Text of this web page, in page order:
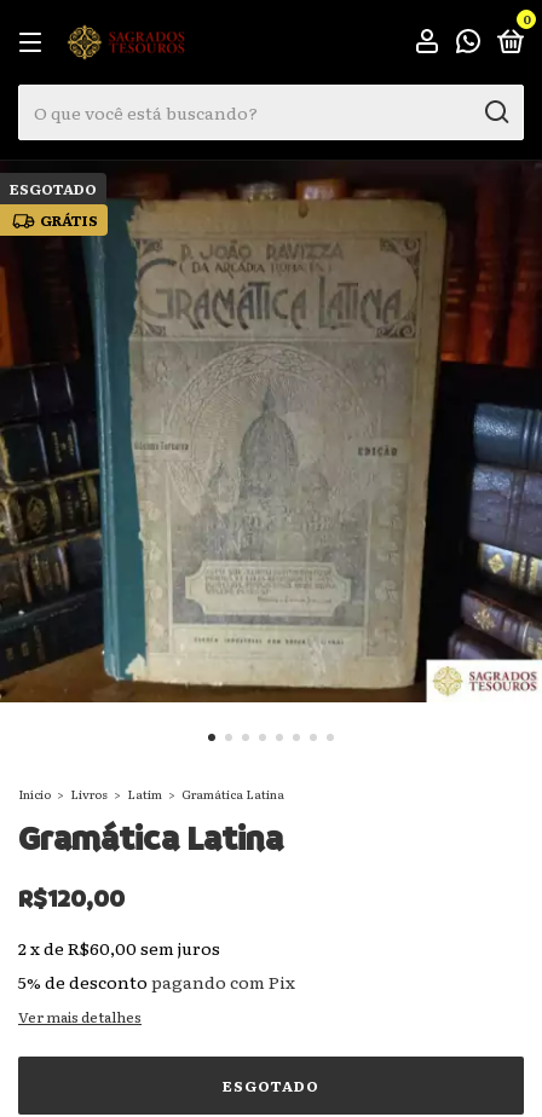
0
ESGOTADO
GRÁTIS
Início > Livros > Latim > Gramática Latina
Gramática Latina
R$120,00
2xde R$60,00 sem juros
5% de desconto pagando com Pix
Ver mais detalhes